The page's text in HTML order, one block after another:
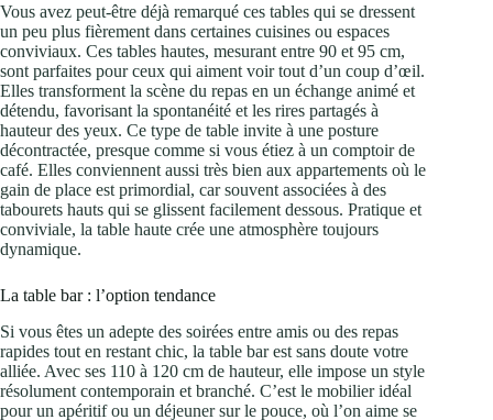
Vous avez peut-être déjà remarqué ces tables qui se dressent
un peu plus fièrement dans certaines cuisines ou espaces
conviviaux. Ces tables hautes, mesurant entre 90 et 95 cm,
sont parfaites pour ceux qui aiment voir tout d’un coup d’œil.
Elles transforment la scène du repas en un échange animé et
détendu, favorisant la spontanéité et les rires partagés à
hauteur des yeux. Ce type de table invite à une posture
décontractée, presque comme si vous étiez à un comptoir de
café. Elles conviennent aussi très bien aux appartements où le
gain de place est primordial, car souvent associées à des
tabourets hauts qui se glissent facilement dessous. Pratique et
conviviale, la table haute crée une atmosphère toujours
dynamique.
La table bar : l’option tendance
Si vous êtes un adepte des soirées entre amis ou des repas
rapides tout en restant chic, la table bar est sans doute votre
alliée. Avec ses 110 à 120 cm de hauteur, elle impose un style
résolument contemporain et branché. C’est le mobilier idéal
pour un apéritif ou un déjeuner sur le pouce, où l’on aime se